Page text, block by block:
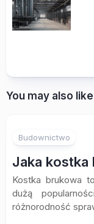
You may also like
Budownictwo
Jaka kostka
Kostka brukowa
dużą
różnorodność